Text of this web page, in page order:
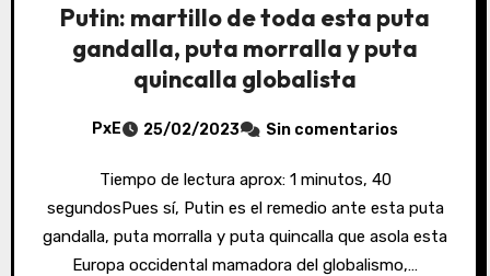
Putin: martillo de toda esta puta
gandalla, puta morralla y puta
quincalla globalista
PxE 25/02/2023 Sin comentarios
Tiempo de lectura aprox: 1 minutos, 40
segundosPues sí, Putin es el remedio ante esta puta
gandalla, puta morralla y puta quincalla que asola esta
Europa occidental mamadora del globalismo,…